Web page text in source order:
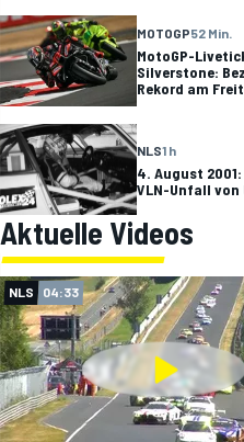
MOTOGP52 Min.
MotoGP-
Silverstone:
Rekord am
NLS1 h
4. August
VLN-Unfall von
Aktuelle Videos
NLS 04:33